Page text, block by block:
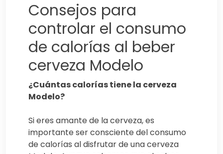
Consejos para
controlar el consumo
de calorías al beber
cerveza Modelo
¿Cuántas calorías tiene la cerveza
Modelo?
Si eres amante de la cerveza, es
importante ser consciente del consumo
de calorías al disfrutar de una cerveza